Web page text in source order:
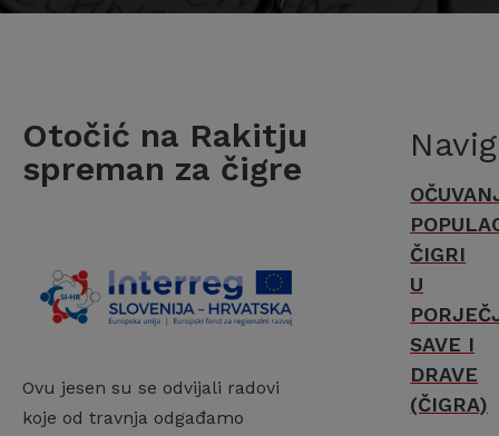
Otočić na Rakitju
spreman za čigre
Ovu jesen su se odvijali radovi
koje od travnja odgađamo
ČIGRI
U
SAVE I
DRAVE
(ČIGRA)